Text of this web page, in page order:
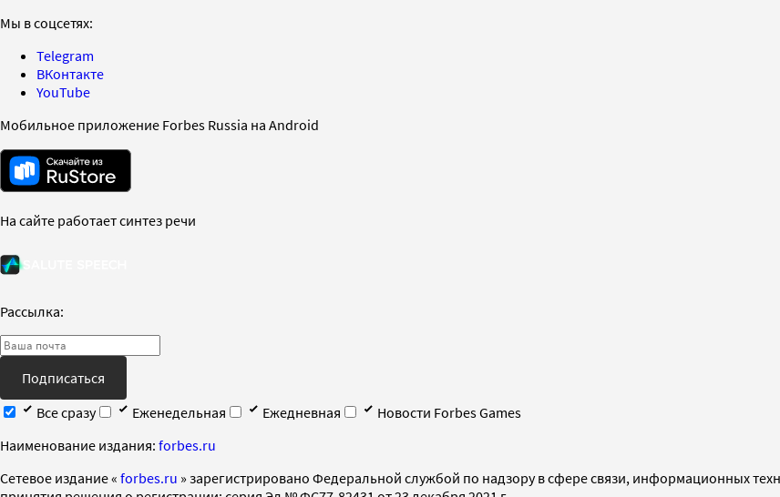
Мы в соцсетях:
Telegram
ВКонтакте
YouTube
Мобильное приложение Forbes Russia на Android
На сайте работает синтез речи
Рассылка:
Подписаться
Все сразу
Еженедельная Ежедневная
Новости Forbes Games
Наименование издания: forbes.ru
Cетевое издание « forbes.ru » зарегистрировано Федеральной службой по надзору в сфере связи, информационных